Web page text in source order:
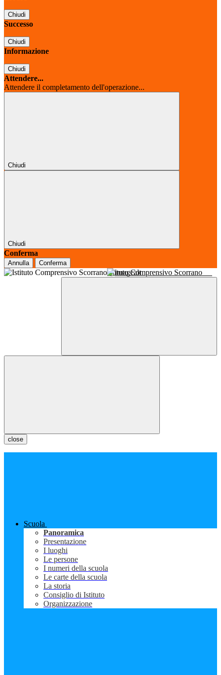
Chiudi
Successo
Chiudi
Informazione
Chiudi
Attendere...
Attendere il completamento dell'operazione...
Chiudi
Chiudi
Conferma
Annulla Conferma
Istituto Comprensivo Scorrano
close
Scuola
Panoramica
Presentazione
I luoghi
Le persone
I numeri della scuola
Le carte della scuola
La storia
Consiglio di Istituto
Organizzazione